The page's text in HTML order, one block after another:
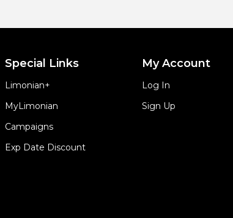
Special Links
Limonian+
MyLimonian
Campaigns
Exp Date Discount
My Account
Log In
Sign Up